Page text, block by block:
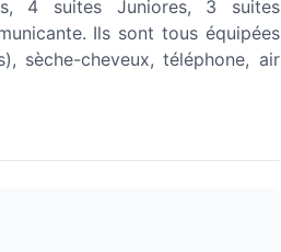
4 suites Juniores, 3 suites
Ils sont tous équipées
sèche-cheveux, téléphone, air